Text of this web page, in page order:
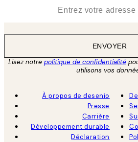
ENVOYER
Lisez notre politique de confidentialité
utilisons vos
À propos de desenio
Presse
Carrière
Développement durable
Déclaration